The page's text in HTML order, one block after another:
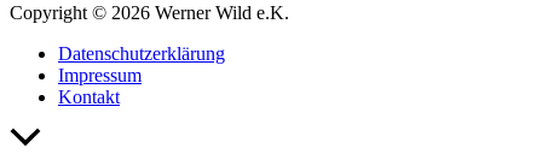
Copyright © 2026 Werner Wild e.K.
Datenschutzerklärung
Impressum
Kontakt